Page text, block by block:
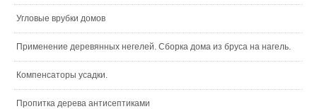
Угловые врубки домов
Применение деревянных негелей. Сборка дома из бруса на нагель.
Компенсаторы усадки.
Пропитка дерева антисептиками